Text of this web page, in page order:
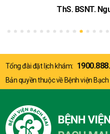
ThS. BSNT.
Tổng đài đặt lịch khám:
Bản quyền thuộc về Bệnh viện